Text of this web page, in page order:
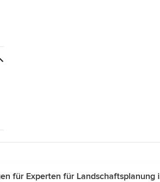
für Experten für Landschaftsplanung